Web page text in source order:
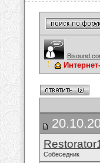
Собеседник